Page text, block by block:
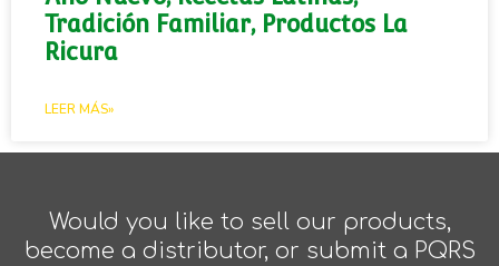
Tradición Familiar, Productos La
Ricura
LEER MÁS»
Would you like to sell our products,
become a distributor, or submit a PQRS